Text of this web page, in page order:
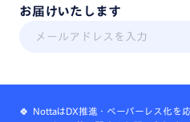
お届けいたします
🍀 NottaはDX推進・ペーパーレス化を